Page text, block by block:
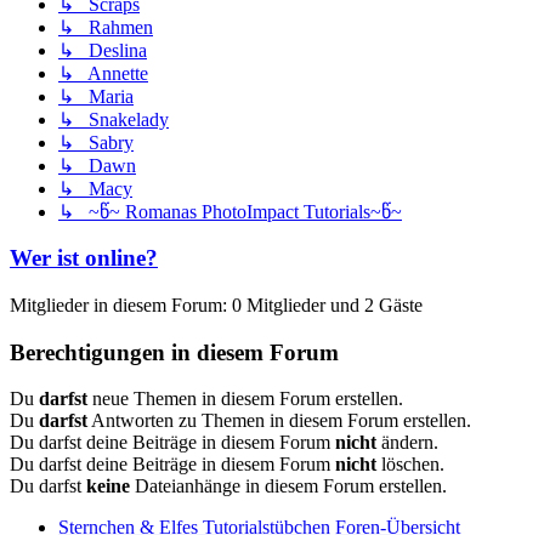
↳ Rahmen
↳ Deslina
↳ Annette
↳ Maria
↳ Snakelady
↳ Sabry
↳ Dawn
↳ Macy
↳ ~წ~ Romanas PhotoImpact Tutorials~წ~
Wer ist online?
Mitglieder in diesem Forum: 0 Mitglieder und 2 Gäste
Berechtigungen in diesem Forum
Du darfstneue Themen in diesem Forum erstellen.
Du darfstAntworten zu Themen in diesem Forum erstellen.
Du darfst deine Beiträge in diesem Forum nichtändern.
Du darfst deine Beiträge in diesem Forum nichtlöschen.
Du darfstkeine Dateianhänge in diesem Forum erstellen.
Sternchen & Elfes Tutorialstübchen Foren-Übersicht